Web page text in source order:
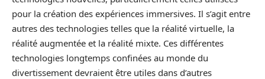
pour la création des expériences immersives. Il s’agit entre
autres des technologies telles que la réalité virtuelle, la
réalité augmentée et la réalité mixte. Ces différentes
technologies longtemps confinées au monde du
divertissement devraient être utiles dans d’autres